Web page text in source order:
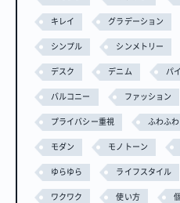
キレイ グラデーション
シンプル シンメトリー
デスク デニム パ
バルコニー ファッション
プライバシー重視 ふわふわ
モダン モノトーン
ゆらゆら ライフスタイル
ワクワク 使い方